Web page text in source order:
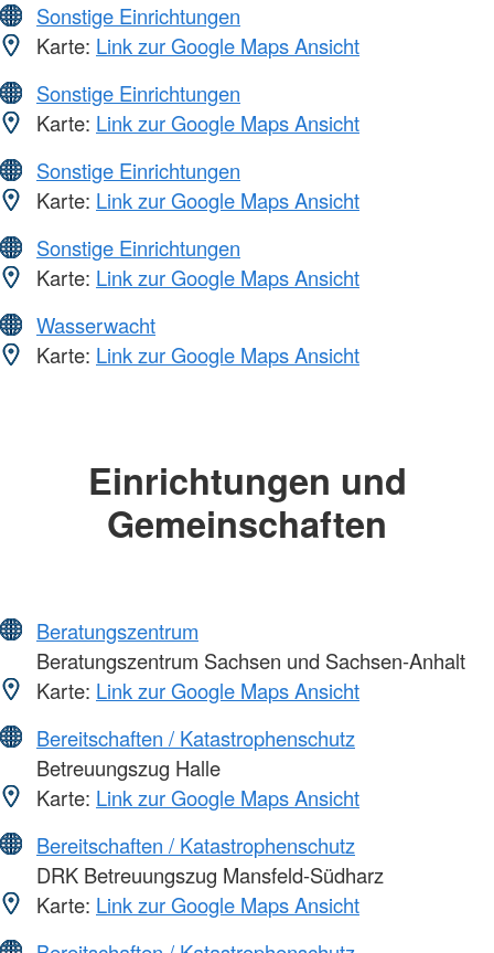
Sonstige Einrichtungen
Karte: Link zur Google Maps Ansicht
Sonstige Einrichtungen
Karte: Link zur Google Maps Ansicht
Sonstige Einrichtungen
Karte: Link zur Google Maps Ansicht
Sonstige Einrichtungen
Karte: Link zur Google Maps Ansicht
Wasserwacht
Karte: Link zur Google Maps Ansicht
Einrichtungen und
Gemeinschaften
Beratungszentrum
Beratungszentrum Sachsen und Sachsen-Anhalt
Karte: Link zur Google Maps Ansicht
Bereitschaften / Katastrophenschutz
Betreuungszug Halle
Karte: Link zur Google Maps Ansicht
Bereitschaften / Katastrophenschutz
DRK Betreuungszug Mansfeld-Südharz
Karte: Link zur Google Maps Ansicht